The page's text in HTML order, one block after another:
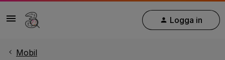
Logga in
Mobil